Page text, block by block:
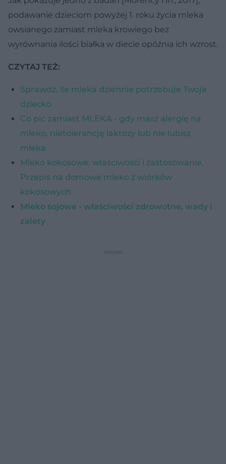
podawanie dzieciom powyżej 1. roku życia mleka
owsianego zamiast mleka krowiego bez
wyrównania ilości białka w diecie opóźnia ich wzrost.
CZYTAJ TEŻ:
Sprawdź, ile mleka dziennie potrzebuje Twoje
dziecko
Co pić zamiast MLEKA - gdy masz alergię na
mleko, nietolerancję laktozy lub nie lubisz
mleka
Mleko kokosowe: właściwości i zastosowanie.
Przepis na domowe mleko z wiórków
kokosowych
Mleko sojowe - właściwości zdrowotne, wady i
zalety